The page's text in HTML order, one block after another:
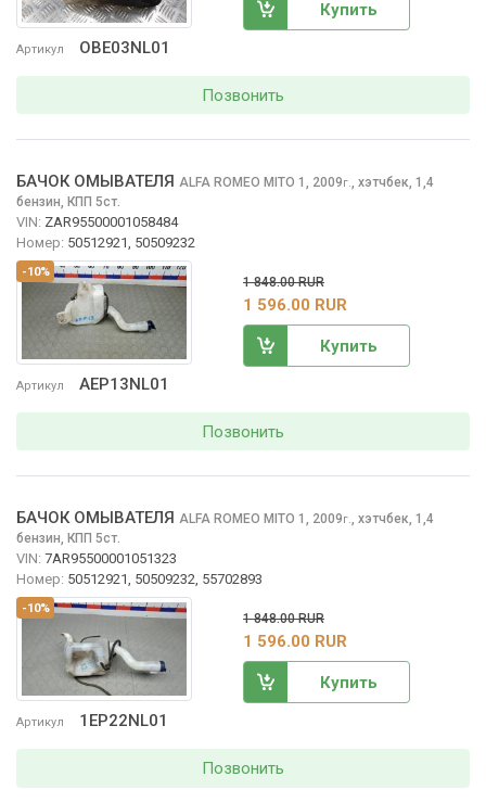
Артикул OBE03NL01
Купить
Позвонить
-10%
Артикул AEP13NL01
БАЧОК ОМЫВАТЕЛЯ ALFA ROMEO MITO 1, 2009г., хэтчбек, 1,4
бензин, КПП 5ст.
VIN: ZAR95500001058484
Номер: 50512921, 50509232
1 848.00 RUR
1 596.00 RUR
Купить
Позвонить
-10%
Артикул 1EP22NL01
БАЧОК ОМЫВАТЕЛЯ ALFA ROMEO MITO 1, 2009г., хэтчбек, 1,4
бензин, КПП 5ст.
VIN: 7AR95500001051323
Номер: 50512921, 50509232, 55702893
1 848.00 RUR
1 596.00 RUR
Купить
Позвонить